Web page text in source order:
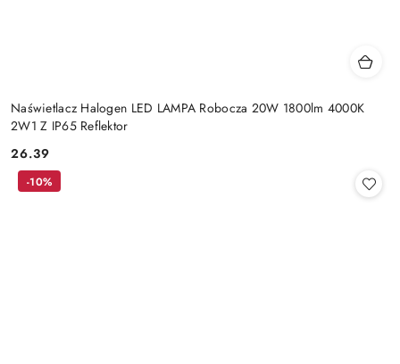
Naświetlacz Halogen LED LAMPA Robocza 20W 1800lm 4000K
2W1 Z IP65 Reflektor
Cena:
26.39
-10%